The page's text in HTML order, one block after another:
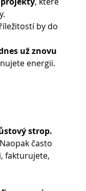
by do
už znovu
energii.
strop.
často
fakturujete,